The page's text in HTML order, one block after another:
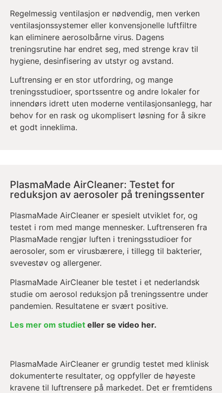
Regelmessig ventilasjon er nødvendig, men verken
ventilasjonssystemer eller konvensjonelle luftfiltre
kan eliminere aerosolbårne virus. Dagens
treningsrutine har endret seg, med strenge krav til
hygiene, desinfisering av utstyr og avstand.
Luftrensing er en stor utfordring, og mange
treningsstudioer, sportssentre og andre lokaler for
innendørs idrett uten moderne ventilasjonsanlegg, har
behov for en rask og ukomplisert løsning for å sikre
et godt inneklima.
PlasmaMade AirCleaner: Testet for
reduksjon av aerosoler på treningssenter
PlasmaMade AirCleaner er spesielt utviklet for, og
testet i rom med mange mennesker. Luftrenseren fra
PlasmaMade rengjør luften i treningsstudioer for
aerosoler, som er virusbærere, i tillegg til bakterier,
svevestøv og allergener.
PlasmaMade AirCleaner ble testet i et nederlandsk
studie om aerosol reduksjon på treningssentre under
pandemien. Resultatene er svært positive.
Les mer om studiet eller se video her.
PlasmaMade AirCleaner er grundig testet med klinisk
dokumenterte resultater, og oppfyller de høyeste
kravene til luftrensere på markedet. Det er fremtidens